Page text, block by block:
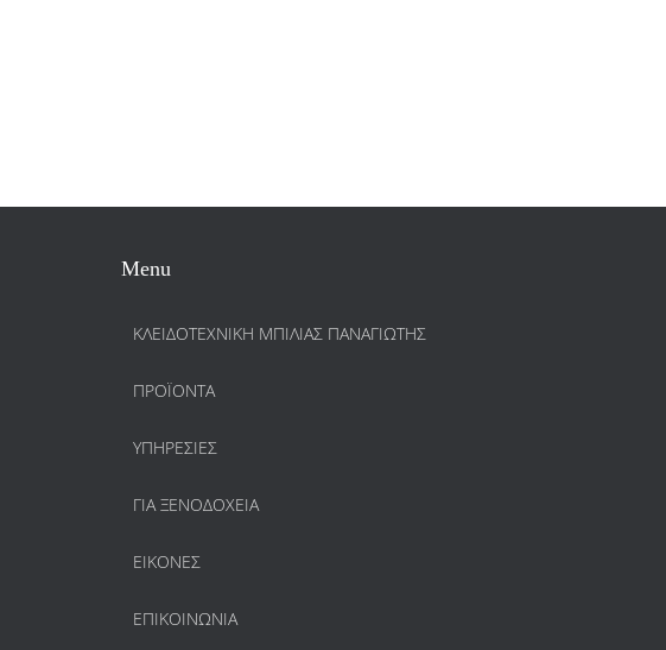
Menu
ΚΛΕΙΔΟΤΕΧΝΙΚΗ ΜΠΙΛΙΑΣ ΠΑΝΑΓΙΩΤΗΣ
ΠΡΟΪΌΝΤΑ
ΥΠΗΡΕΣΊΕΣ
ΓΙΑ ΞΕΝΟΔΟΧΕΊΑ
ΕΙΚΌΝΕΣ
ΕΠΙΚΟΙΝΩΝΊΑ